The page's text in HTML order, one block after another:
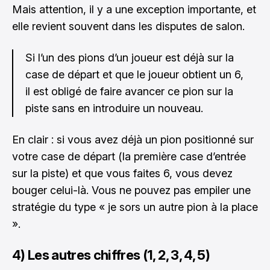
Mais attention, il y a une exception importante, et
elle revient souvent dans les disputes de salon.
Si l’un des pions d’un joueur est déjà sur la
case de départ et que le joueur obtient un 6,
il est obligé de faire avancer ce pion sur la
piste sans en introduire un nouveau.
En clair : si vous avez déjà un pion positionné sur
votre case de départ (la première case d’entrée
sur la piste) et que vous faites 6, vous devez
bouger celui-là. Vous ne pouvez pas empiler une
stratégie du type « je sors un autre pion à la place
».
4) Les autres chiffres (1, 2, 3, 4, 5)